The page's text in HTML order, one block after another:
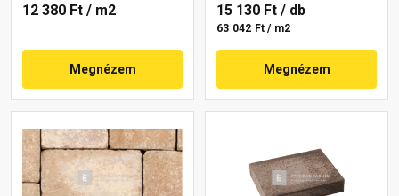
12 380 Ft / m2
Megnézem
15 130 Ft / db
63 042 Ft / m2
Megnézem